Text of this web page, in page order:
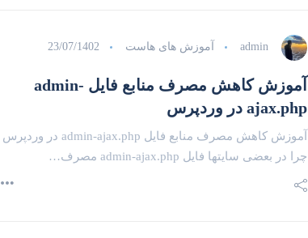
admin آموزش های هاست 23/07/1402
آموزش کاهش مصرف منابع فایل admin-
ajax.php در وردپرس
آموزش کاهش مصرف منابع فایل admin-ajax.php در وردپرس
چرا در بعضی سایتها فایل admin-ajax.php مصرف…